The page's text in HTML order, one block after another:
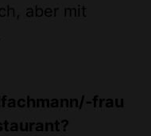
aber mit
frau